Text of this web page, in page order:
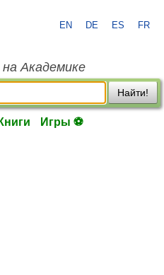
EN DE ES FR
Академике
Найти!
Книги Игры ⚽